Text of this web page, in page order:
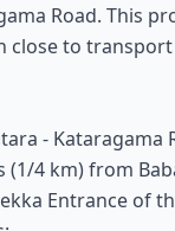
Road. This
close to
- Kataragama
(1/4 km) from
Entrance of